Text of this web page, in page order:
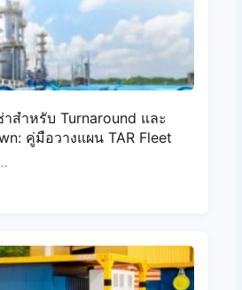
าสำหรับ Turnaround และ
คู่มือวางแผน TAR Fleet